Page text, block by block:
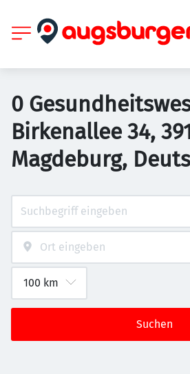
0
Birkenallee 34,
Magdeburg,
Suchen